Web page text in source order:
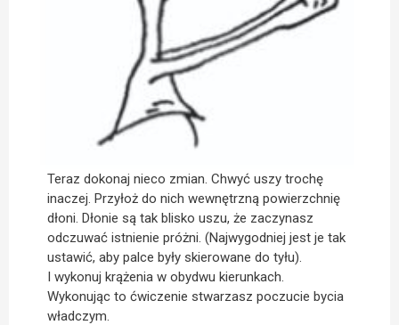
Teraz dokonaj nieco zmian. Chwyć uszy trochę
inaczej. Przyłoż do nich wewnętrzną powierzchnię
dłoni. Dłonie są tak blisko uszu, że zaczynasz
odczuwać istnienie próżni. (Najwygodniej jest je tak
ustawić, aby palce były skierowane do tyłu).
I wykonuj krążenia w obydwu kierunkach.
Wykonując to ćwiczenie stwarzasz poczucie bycia
władczym.